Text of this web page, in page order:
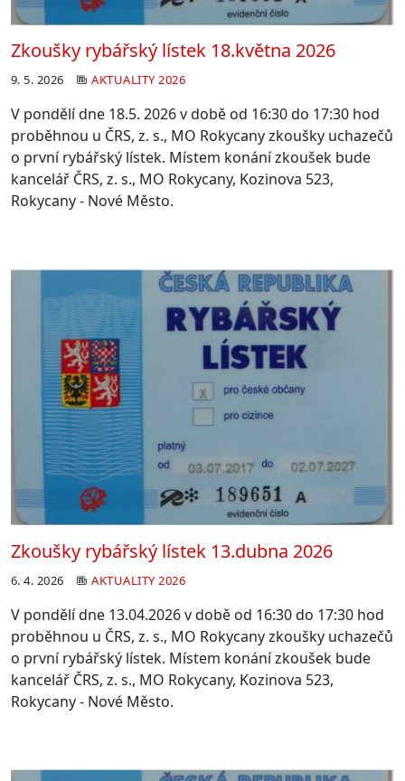
Zkoušky rybářský lístek 18.května 2026
9. 5. 2026 AKTUALITY 2026
V pondělí dne 18.5. 2026 v době od 16:30 do 17:30 hod
proběhnou u ČRS, z. s., MO Rokycany zkoušky uchazečů
o první rybářský lístek. Místem konání zkoušek bude
kancelář ČRS, z. s., MO Rokycany, Kozinova 523,
Rokycany - Nové Město.
Zkoušky rybářský lístek 13.dubna 2026
6. 4. 2026 AKTUALITY 2026
V pondělí dne 13.04.2026 v době od 16:30 do 17:30 hod
proběhnou u ČRS, z. s., MO Rokycany zkoušky uchazečů
o první rybářský lístek. Místem konání zkoušek bude
kancelář ČRS, z. s., MO Rokycany, Kozinova 523,
Rokycany - Nové Město.